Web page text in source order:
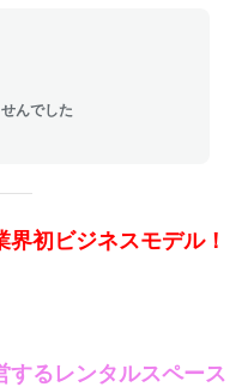
んでした
初ビジネスモデル！
するレンタルスペース